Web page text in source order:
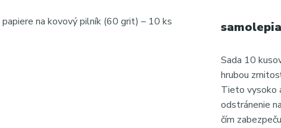
Sada 10
hrubou
Tieto vysoko
odstránenie
čím